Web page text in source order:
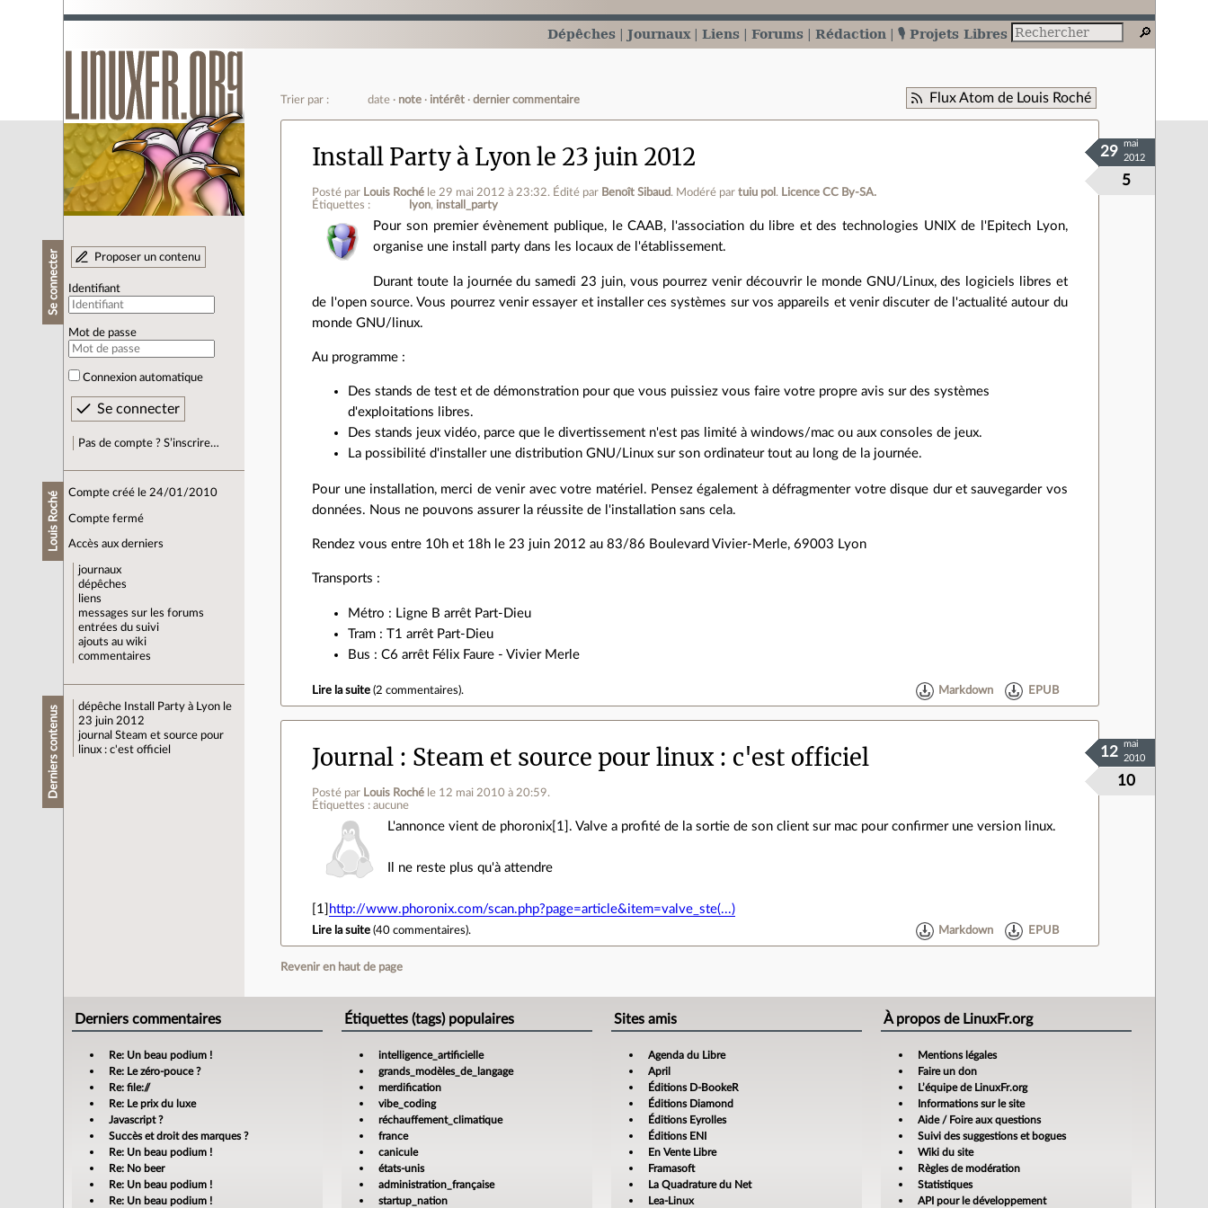
Dépêches Journaux Liens Forums Rédaction 🎙️ Projets Libres
Se connecter Proposer un contenu
Identifiant
Mot de passe
Connexion automatique
Pas de compte ? S’inscrire…
Louis Roché Compte créé le 24/01/2010
Compte fermé
Accès aux derniers
journaux
dépêches
liens
messages sur les forums
entrées du suivi
ajouts au wiki
commentaires
Derniers contenus dépêche
Install Party à Lyon le
23 juin 2012
journal Steam et source pour
linux : c'est officiel
Flux Atom de Louis Roché
Trier par : date note intérêt dernier commentaire
Install Party à Lyon le 23 juin 2012
Posté par Louis Roché le 29 mai 2012 à 23:32. Édité par Benoît Sibaud. Modéré partuiu pol . Licence CC By‑SA.
Étiquettes :
lyon install_party
5
29
mai
2012
Pour son premier évènement publique, le CAAB, l'association du libre et des technologies UNIX de l'Epitech Lyon,
organise une install party dans les locaux de l'établissement.
Durant toute la journée du samedi 23 juin, vous pourrez venir découvrir le monde GNU/Linux, des logiciels libres et
de l'open source. Vous pourrez venir essayer et installer ces systèmes sur vos appareils et venir discuter de l'actualité autour du
monde GNU/linux.
Au programme :
Des stands de test et de démonstration pour que vous puissiez vous faire votre propre avis sur des systèmes
d'exploitations libres.
Des stands jeux vidéo, parce que le divertissement n'est pas limité à windows/mac ou aux consoles de jeux.
La possibilité d'installer une distribution GNU/Linux sur son ordinateur tout au long de la journée.
Pour une installation, merci de venir avec votre matériel. Pensez également à défragmenter votre disque dur et sauvegarder vos
données. Nous ne pouvons assurer la réussite de l'installation sans cela.
Rendez vous entre 10h et 18h le 23 juin 2012 au 83/86 Boulevard Vivier-Merle, 69003 Lyon
Transports :
Métro : Ligne B arrêt Part-Dieu
Tram : T1 arrêt Part-Dieu
Bus : C6 arrêt Félix Faure - Vivier Merle
Lire la suite (2 commentaires). Markdown EPUB
Journal Steam et source pour linux : c'est officiel
Posté par Louis Roché le 12 mai 2010 à 20:59.
Étiquettes : aucune
10
12
mai
2010
L'annonce vient de phoronix[1]. Valve a profité de la sortie de son client sur mac pour confirmer une version linux.
Il ne reste plus qu'à attendre
[1] http://www.phoronix.com/scan.php?page=article&item=valve_ste(...)
Lire la suite (40 commentaires). Markdown EPUB
Revenir en haut de page
Derniers commentaires
Re: Un beau podium !
Re: Le zéro-pouce ?
Re: file://
Re: Le prix du luxe
Javascript ?
Succès et droit des marques ?
Re: Un beau podium !
Re: No beer
Re: Un beau podium !
Re: Un beau podium !
Étiquettes (tags) populaires
intelligence_artificielle
grands_modèles_de_langage
merdification
vibe_coding
réchauffement_climatique
france
canicule
états-unis
administration_française
startup_nation
Sites amis
Agenda du Libre
April
Éditions D-BookeR
Éditions Diamond
Éditions Eyrolles
Éditions ENI
En Vente Libre
Framasoft
La Quadrature du Net
Lea-Linux
À propos de LinuxFr.org
Mentions légales
Faire un don
L’équipe de LinuxFr.org
Informations sur le site
Aide / Foire aux questions
Suivi des suggestions et bogues
Wiki du site
Règles de modération
Statistiques
API pour le développement